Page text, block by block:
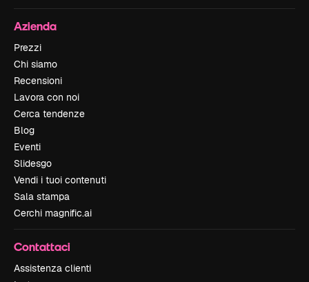
Azienda
Prezzi
Chi siamo
Recensioni
Lavora con noi
Cerca tendenze
Blog
Eventi
Slidesgo
Vendi i tuoi contenuti
Sala stampa
Cerchi magnific.ai
Contattaci
Assistenza clienti